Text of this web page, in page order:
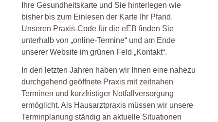
Ihre Gesundheitskarte und Sie hinterlegen wie
bisher bis zum Einlesen der Karte Ihr Pfand.
Unseren Praxis-Code für die eEB finden Sie
unterhalb von „online-Termine“ und am Ende
unserer Website im grünen Feld „Kontakt“.
In den letzten Jahren haben wir Ihnen eine nahezu
durchgehend geöffnete Praxis mit zeitnahen
Terminen und kurzfristiger Notfallversorgung
ermöglicht. Als Hausarztpraxis müssen wir unsere
Terminplanung ständig an aktuelle Situationen